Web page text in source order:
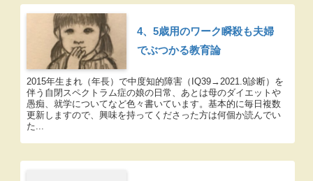
4、5歳用のワーク瞬殺も夫婦
でぶつかる教育論
2015年生まれ（年長）で中度知的障害（IQ39→2021.9診断）を
伴う自閉スペクトラム症の娘の日常、あとは母のダイエットや
愚痴、就学についてなど色々書いています。基本的に毎日複数
更新しますので、興味を持ってくださった方は何個か読んでい
た...